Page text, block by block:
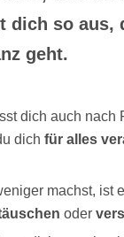
dich so aus,
geht.
dich auch nach
dich für alles
machst, ist
oder